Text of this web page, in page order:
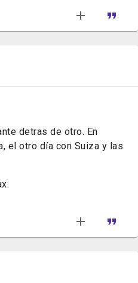
detras de otro. En
el otro día con Suiza y las